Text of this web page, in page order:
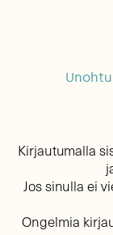
Kirjautumalla
Jos sinulla ei
Ongelmia